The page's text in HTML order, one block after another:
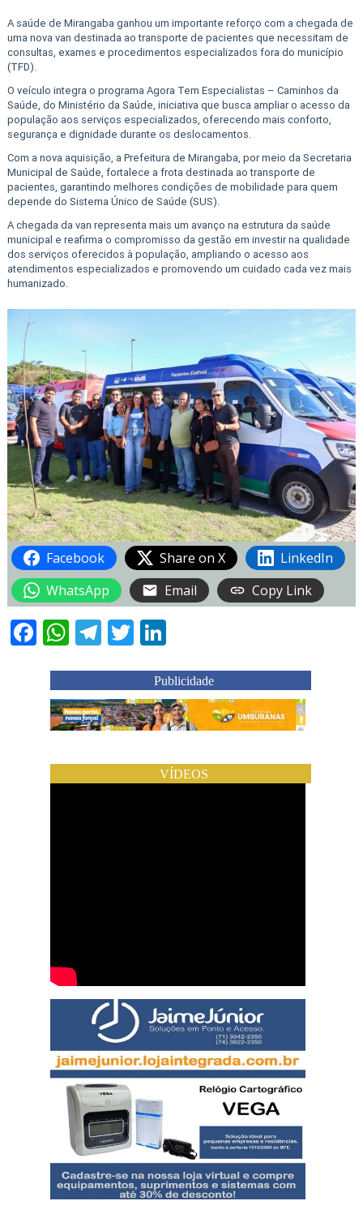
A saúde de Mirangaba ganhou um importante reforço com a chegada de
uma nova van destinada ao transporte de pacientes que necessitam de
consultas, exames e procedimentos especializados fora do município
(TFD).
O veículo integra o programa Agora Tem Especialistas – Caminhos da
Saúde, do Ministério da Saúde, iniciativa que busca ampliar o acesso da
população aos serviços especializados, oferecendo mais conforto,
segurança e dignidade durante os deslocamentos.
Com a nova aquisição, a Prefeitura de Mirangaba, por meio da Secretaria
Municipal de Saúde, fortalece a frota destinada ao transporte de
pacientes, garantindo melhores condições de mobilidade para quem
depende do Sistema Único de Saúde (SUS).
A chegada da van representa mais um avanço na estrutura da saúde
municipal e reafirma o compromisso da gestão em investir na qualidade
dos serviços oferecidos à população, ampliando o acesso aos
atendimentos especializados e promovendo um cuidado cada vez mais
humanizado.
Facebook Share on X
LinkedIn
WhatsApp
Email Copy Link
Facebook
WhatsApp
Telegram
Twitter
LinkedIn
Publicidade
VÍDEOS